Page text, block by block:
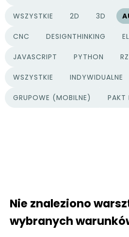
WSZYSTKIE
KATEGORIE PROJEKTÓW
2D 3D
CNC DESIGNTHINKING
JAVASCRIPT PYTHON
WSZYSTKIE
TYPY PROJEKTÓW
INDYWIDUALNE
GRUPOWE (MOBILNE) PAKT
Nie znaleziono
wybranych